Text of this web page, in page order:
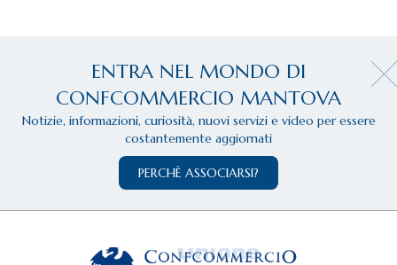
ENTRA NEL MONDO DI
CONFCOMMERCIO MANTOVA
Notizie, informazioni, curiosità, nuovi servizi e video per essere
costantemente aggiornati
PERCHÈ ASSOCIARSI?